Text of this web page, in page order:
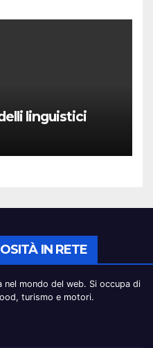
linguistici
IN RETE
mondo del web. Si occupa di
turismo e motori.